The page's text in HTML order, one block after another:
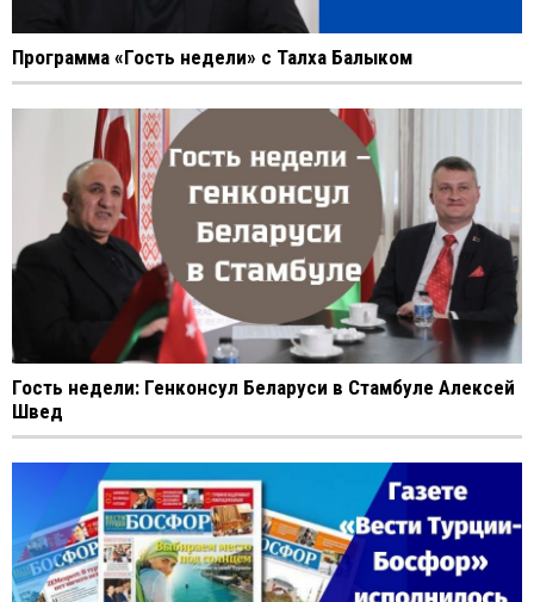
Программа «Гость недели» с Талха Балыком
Гость недели: Генконсул Беларуси в Стамбуле Алексей
Швед